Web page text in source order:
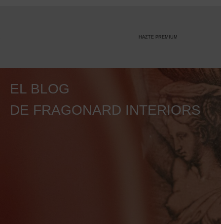
HAZTE PREMIUM
EL BLOG
DE FRAGONARD INTERIORS